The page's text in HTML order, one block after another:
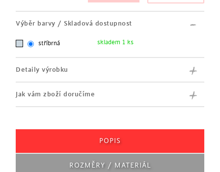
Výběr barvy / Skladová dostupnost
stříbrná skladem 1 ks
Detaily výrobku
Jak vám zboží doručíme
POPIS
ROZMĚRY / MATERIÁL